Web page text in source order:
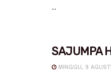
...
SAJUMPA
MINGGU, 9